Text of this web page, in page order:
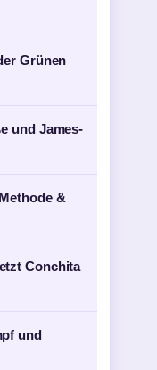
Grünen
und James-
&
Conchita
und